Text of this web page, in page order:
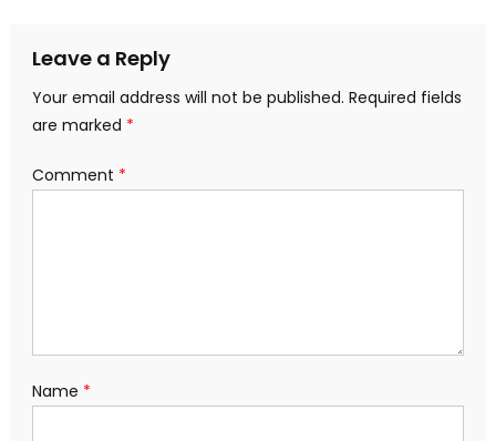
Leave a Reply
Your email address will not be published. Required fields
are marked *
Comment *
Name *